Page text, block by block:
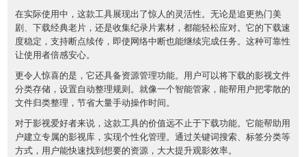
在实际使用中，这款工具展现出了惊人的灵活性。无论是追更热门美
剧、下载经典老片，还是收集纪录片素材，都能轻松应对。它的下载速
度稳定，支持断点续传，即使网络中断也能继续完成任务。这种可靠性
让使用者倍感安心。
更令人惊喜的是，它还具备资源管理功能。用户可以将下载的影视文件
分类存储，设置自动整理规则。就像一个智能管家，能帮用户把零散的
文件归类整理，节省大量手动操作时间。
对于影视爱好者来说，这款工具的价值远不止于下载功能。它能帮助用
户建立专属的影视库，实现个性化管理。通过关键词搜索、标签分类等
方式，用户能快速找到想要的资源，大大提升观影效率。